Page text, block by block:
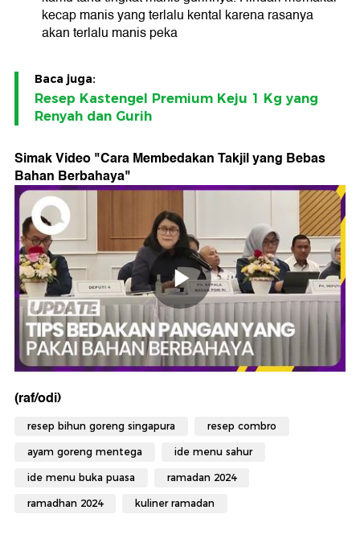
kecap manis yang terlalu kental karena rasanya
akan terlalu manis peka
Baca juga:
Resep Kastengel Premium Keju 1 Kg yang
Renyah dan Gurih
Simak Video "Cara Membedakan Takjil yang Bebas
Bahan Berbahaya"
(raf/odi)
resep bihun goreng singapura resep combro
ayam goreng mentega ide menu sahur
ide menu buka puasa ramadan 2024
ramadhan 2024 kuliner ramadan